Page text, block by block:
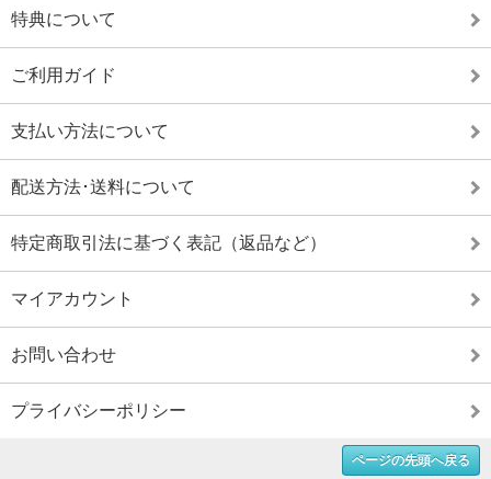
特典について
ご利用ガイド
支払い方法について
配送方法･送料について
特定商取引法に基づく表記（返品など）
マイアカウント
お問い合わせ
プライバシーポリシー
ページの先頭へ戻る